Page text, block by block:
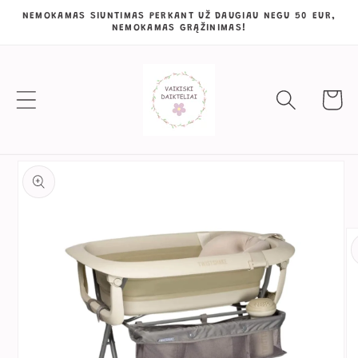
Eiti į
NEMOKAMAS SIUNTIMAS PERKANT UŽ DAUGIAU NEGU 50 EUR,
NEMOKAMAS GRĄŽINIMAS!
informacijos
apie gaminį